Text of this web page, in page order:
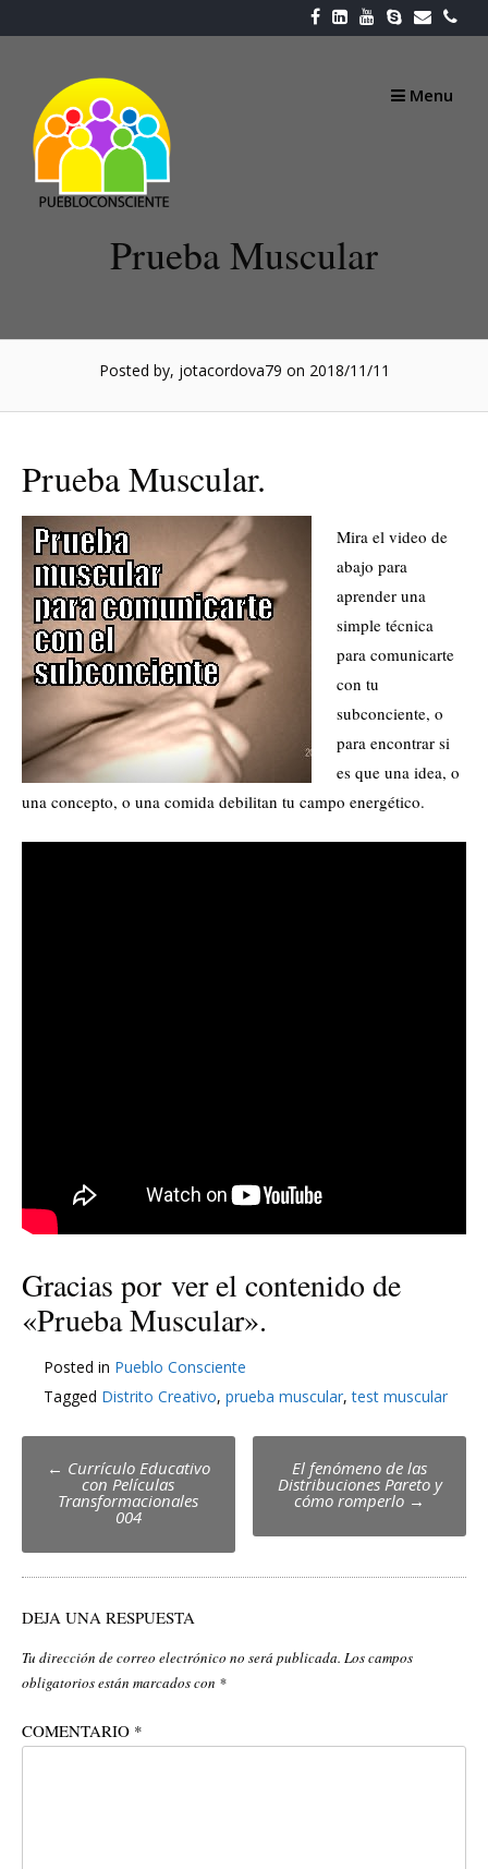
to
Menu
Prueba Muscular
Posted by, jotacordova79 on 2018/11/11
Prueba Muscular.
Mira el video de
abajo para
aprender una
simple técnica
para comunicarte
con tu
subconciente, o
para encontrar si
es que una idea, o
una concepto, o una comida debilitan tu campo energético.
Gracias por ver el contenido de
«Prueba Muscular».
Posted in Pueblo Consciente
Tagged Distrito Creativo, prueba muscular,test muscular
Post
navigation
← Currículo Educativo
con Películas
Transformacionales
004
El fenómeno de las
Distribuciones Pareto y
cómo romperlo →
DEJA UNA RESPUESTA
Tu dirección de correo electrónico no será publicada. Los campos
obligatorios están marcados con *
COMENTARIO *